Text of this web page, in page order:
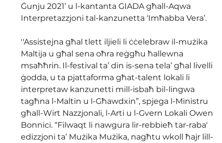
Ġunju 2021’ u l-kantanta GIADA għall-Aqwa
Interpretazzjoni tal-kanzunetta ‘Imħabba Vera’.
''Assistejna għal tlett iljieli li ċċelebraw il-mużika
Maltija u għal sena oħra reġgħu ħallewna
msaħħrin. Il-festival ta’ din is-sena tela’ għal livelli
ġodda, u ta pjattaforma għat-talent lokali li
interpretaw kanzunetti mill-isbaħ bil-lingwa
tagħna l-Maltin u l-Għawdxin”, spjega l-Ministru
għall-Wirt Nazzjonali, l-Arti u l-Gvern Lokali Owen
Bonnici. “Filwaqt li nawgura lir-rebbieħ tar-raba'
edizzjoni ta’ Mużika Mużika, nagħtu wkoll ħajr lill-